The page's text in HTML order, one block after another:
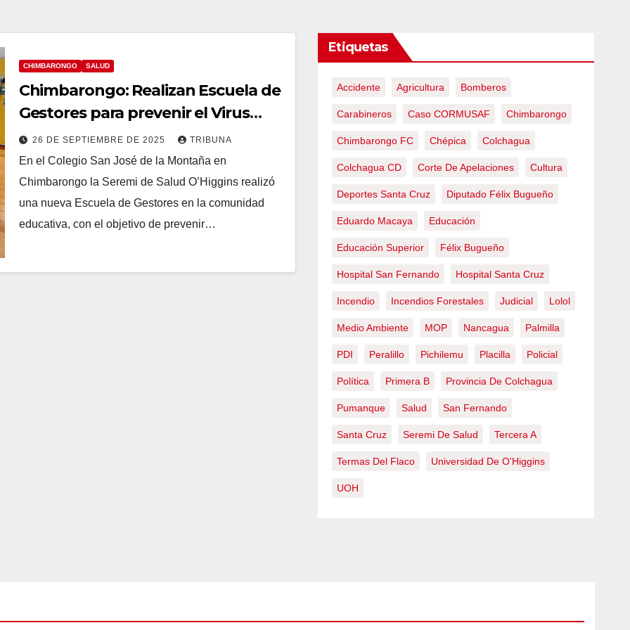
CHIMBARONGO SALUD
Chimbarongo: Realizan Escuela de
Gestores para prevenir el Virus
Hanta en comunidad educativa
26 DE SEPTIEMBRE DE 2025 TRIBUNA
En el Colegio San José de la Montaña en
Chimbarongo la Seremi de Salud O’Higgins realizó
una nueva Escuela de Gestores en la comunidad
educativa, con el objetivo de prevenir…
Etiquetas
Accidente Agricultura Bomberos
Carabineros Caso CORMUSAF Chimbarongo
Chimbarongo FC Chépica Colchagua
Colchagua CD Corte De Apelaciones Cultura
Deportes Santa Cruz Diputado Félix Bugueño
Eduardo Macaya Educación
Educación Superior Félix Bugueño
Hospital San Fernando Hospital Santa Cruz
Incendio Incendios Forestales Judicial Lolol
Medio Ambiente MOP Nancagua Palmilla
PDI Peralillo Pichilemu Placilla Policial
Política Primera B Provincia De Colchagua
Pumanque Salud San Fernando
Santa Cruz Seremi De Salud Tercera A
Termas Del Flaco Universidad De O'Higgins
UOH